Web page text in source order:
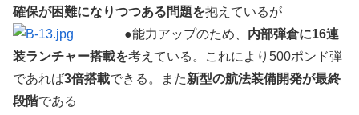
確保が困難になりつつある問題を抱えているが
●能力アップのため、 内部弾倉に16連
装ランチャー搭載を考えている。これにより500ポンド弾
であれば3倍搭載できる。また新型の航法装備開発が最終
段階である